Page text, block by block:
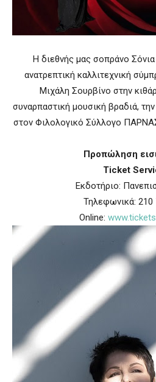
Η διεθνής μας σοπράνο
ανατρεπτική καλλιτεχνική
Μιχάλη Σουρβίνο στην
συναρπαστική μουσική βραδιά,
στον Φιλολογικό Σύλλογο
Προπώληση
Ticket
Εκδοτήριο:
Τηλεφωνικά: 210
Online: